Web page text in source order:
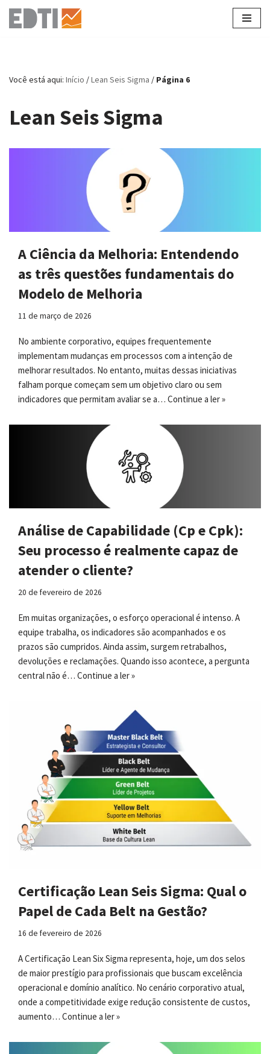
Pular
conteúdo
Você está aqui: Início /Lean Seis Sigma / Página 6
Lean Seis Sigma
A Ciência da Melhoria: Entendendo
as três questões fundamentais do
Modelo de Melhoria
11 de março de 2026
No ambiente corporativo, equipes frequentemente
implementam mudanças em processos com a intenção de
melhorar resultados. No entanto, muitas dessas iniciativas
falham porque começam sem um objetivo claro ou sem
indicadores que permitam avaliar se a… Continue a ler »
Análise de Capabilidade (Cp e Cpk):
Seu processo é realmente capaz de
atender o cliente?
20 de fevereiro de 2026
Em muitas organizações, o esforço operacional é intenso. A
equipe trabalha, os indicadores são acompanhados e os
prazos são cumpridos. Ainda assim, surgem retrabalhos,
devoluções e reclamações. Quando isso acontece, a pergunta
central não é… Continue a ler »
Certificação Lean Seis Sigma: Qual o
Papel de Cada Belt na Gestão?
16 de fevereiro de 2026
A Certificação Lean Six Sigma representa, hoje, um dos selos
de maior prestígio para profissionais que buscam excelência
operacional e domínio analítico. No cenário corporativo atual,
onde a competitividade exige redução consistente de custos,
aumento… Continue a ler »